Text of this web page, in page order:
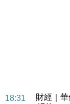
18:31
財經｜